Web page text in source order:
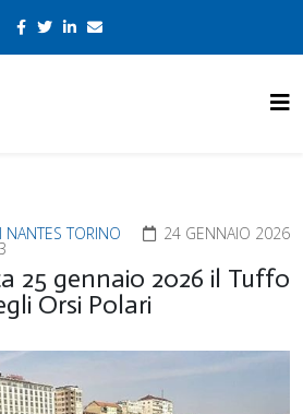
NANTES TORINO 24 GENNAIO 2026
25 gennaio 2026 il Tuffo
Orsi Polari